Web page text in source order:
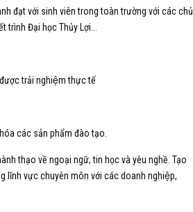
đạt với sinh viên trong toàn trường với các chủ
Đại học Thủy Lợi...
trải nghiệm thực tế
dạng hóa các sản phẩm đào tạo.
thạo về ngoại ngữ, tin học và yêu nghề. Tạo
lĩnh vực chuyên môn với các doanh nghiệp,